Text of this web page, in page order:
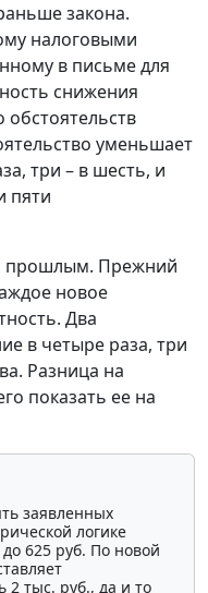
закона.
налоговыми
в письме для
снижения
обстоятельств
уменьшает
три – в шесть, и
пяти
прошлым. Прежний
новое
Два
в четыре раза, три
Разница на
показать ее на
заявленных
логике
625 руб. По новой
2 тыс. руб., да и то